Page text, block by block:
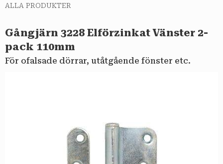
ALLA PRODUKTER
Gångjärn 3228 Elförzinkat Vänster 2-
pack 110mm
För ofalsade dörrar, utåtgående fönster etc.